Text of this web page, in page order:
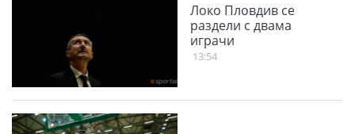
Локо Пловдив се
раздели с двама
играчи
13:54